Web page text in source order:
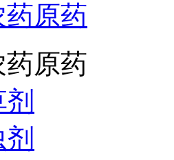
原药
原药